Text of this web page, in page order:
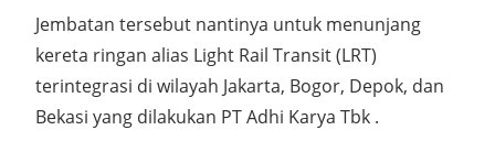
Jembatan tersebut nantinya untuk menunjang
kereta ringan alias Light Rail Transit (LRT)
terintegrasi di wilayah Jakarta, Bogor, Depok, dan
Bekasi yang dilakukan PT Adhi Karya Tbk .